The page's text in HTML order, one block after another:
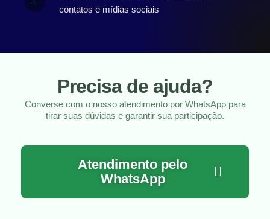
contatos e mídias sociais
Precisa de ajuda?
Converse com o nosso atendimento por WhatsApp para
tirar suas dúvidas e garantir sua participação.
Atendimento pelo
WhatsApp